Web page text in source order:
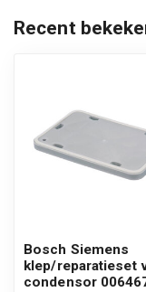
CWK4W360CH/06
CWK4W360CH/09
CWK4W360CH/12
Recent
Bosch Siemens
klep/reparatieset
condensor